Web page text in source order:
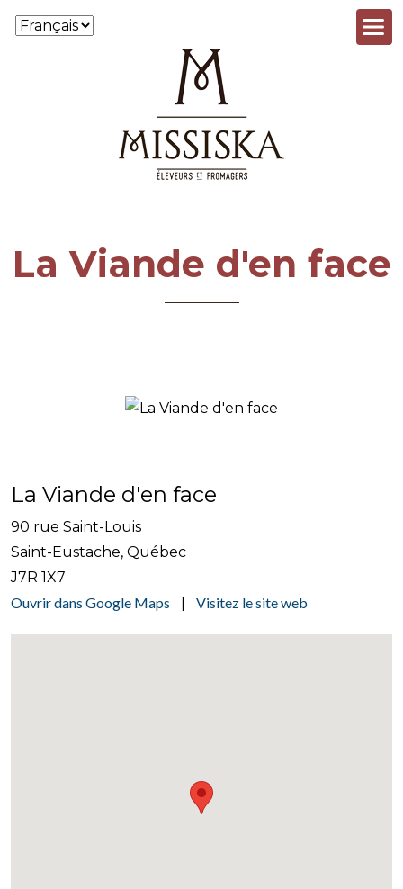
Aller au contenu principal
La Viande d'en face
La Viande d'en face
90 rue Saint-Louis
Saint-Eustache, Québec
J7R 1X7
Ouvrir dans Google Maps
Visitez le site web